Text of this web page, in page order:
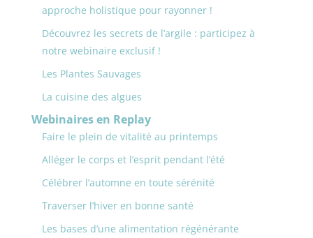
approche holistique pour rayonner !
Découvrez les secrets de l’argile : participez à
notre webinaire exclusif !
Les Plantes Sauvages
La cuisine des algues
Webinaires en Replay
Faire le plein de vitalité au printemps
Alléger le corps et l’esprit pendant l’été
Célébrer l’automne en toute sérénité
Traverser l’hiver en bonne santé
Les bases d’une alimentation régénérante